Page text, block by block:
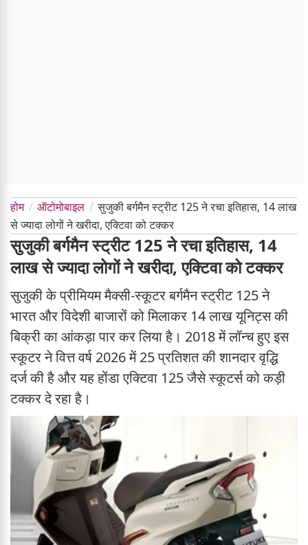
होम ऑटोमोबाइल
सुजुकी बर्गमैन स्ट्रीट 125 ने रचा इतिहास, 14 लाख
से ज्यादा लोगों ने खरीदा, एक्टिवा को टक्कर
सुजुकी बर्गमैन स्ट्रीट 125 ने रचा इतिहास, 14
लाख से ज्यादा लोगों ने खरीदा, एक्टिवा को टक्कर
सुजुकी के प्रीमियम मैक्सी-स्कूटर बर्गमैन स्ट्रीट 125 ने
भारत और विदेशी बाजारों को मिलाकर 14 लाख यूनिट्स की
बिक्री का आंकड़ा पार कर लिया है। 2018 में लॉन्च हुए इस
स्कूटर ने वित्त वर्ष 2026 में 25 प्रतिशत की शानदार वृद्धि
दर्ज की है और यह होंडा एक्टिवा 125 जैसे स्कूटर्स को कड़ी
टक्कर दे रहा है।